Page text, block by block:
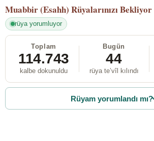
Muabbir (Esahh) Rüyalarınızı Bekliyor
rüya yorumluyor
Toplam
114.743
kalbe dokunuldu
Bugün
44
rüya te’vîl kılındı
Rüyam yorumlandı mı?